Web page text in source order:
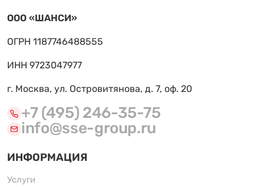
ООО «ШАНСИ»
ОГРН 1187746488555
ИНН 9723047977
г. Москва, ул. Островитянова, д. 7, оф. 20
+7 (495) 246-35-75
info@sse-group.ru
ИНФОРМАЦИЯ
Услуги